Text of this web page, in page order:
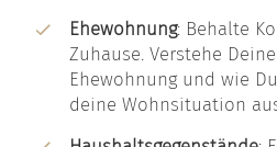
Ehewohnung: Behalte
Zuhause. Verstehe
Ehewohnung und wie
deine Wohnsituation